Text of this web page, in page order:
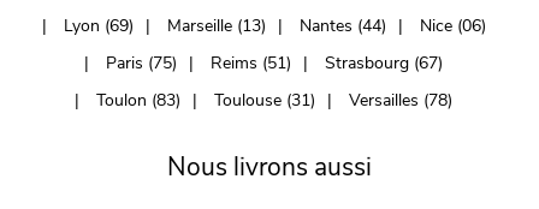
Lyon (69)
Marseille (13) Nantes (44)
Nice (06)
Paris (75)
Reims (51)
Strasbourg (67)
Toulon (83)
Toulouse (31) Versailles (78)
Nous livrons aussi